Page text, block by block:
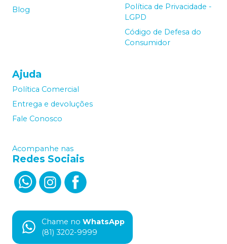
Blog
Política de Privacidade -
LGPD
Código de Defesa do
Consumidor
Ajuda
Política Comercial
Entrega e devoluções
Fale Conosco
Acompanhe nas
Redes Sociais
Chame no WhatsApp
(81) 3202-9999